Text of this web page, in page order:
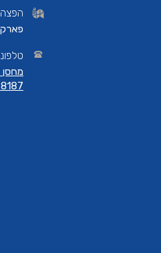
מחסן 03-5798187 חנות 03-5792612